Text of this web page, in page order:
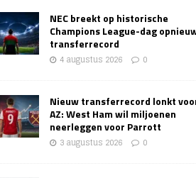
NEC breekt op historische
Champions League-dag
transferrecord
4 augustus 2026 0
Nieuw transferrecord lonkt
AZ: West Ham wil miljoenen
neerleggen voor Parrott
3 augustus 2026 0